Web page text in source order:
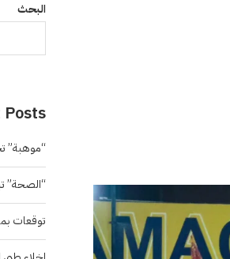
البحث
Posts
“موهبة” تحتفي
“الصحة”
توقعات